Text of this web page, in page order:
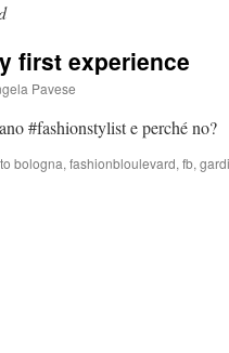
first experience
Pavese
#fashionstylist e perché no?
bologna, fashionbloulevard, fb,